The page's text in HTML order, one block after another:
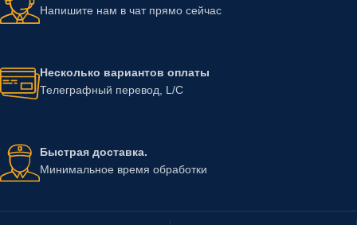
Напишите нам в чат прямо сейчас
Несколько вариантов оплаты
Телеграфный перевод, L/C
Быстрая доставка.
Минимальное время обработки